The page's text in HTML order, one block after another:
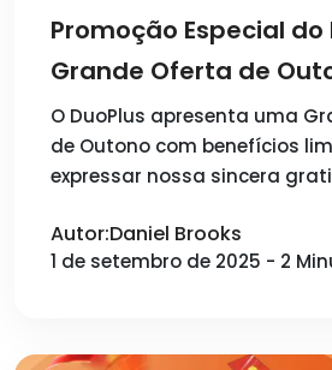
Promoção Especial do
Grande Oferta de
Desconto de 5,9%,
Tempo Limitado!
O DuoPlus apresenta uma
de Outono com benefícios
expressar nossa sincera
Autor:Daniel Brooks
1 de setembro de 2025 - 2